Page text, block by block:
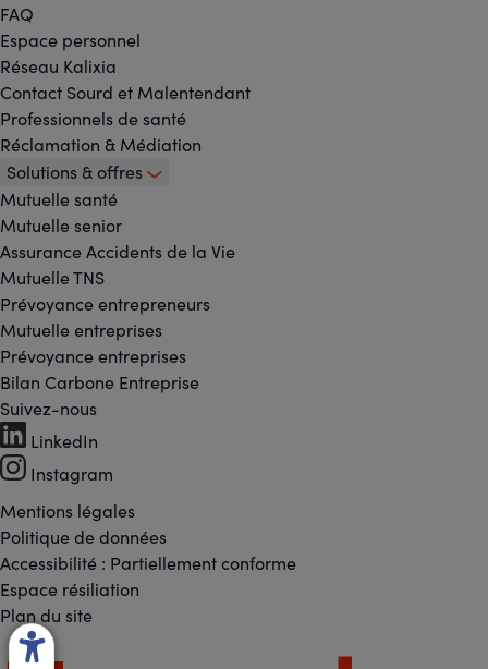
FAQ
Espace personnel
Réseau Kalixia
Contact Sourd et Malentendant
Professionnels de santé
Réclamation & Médiation
Solutions & offres
Mutuelle santé
Mutuelle senior
Assurance Accidents de la Vie
Mutuelle TNS
Prévoyance entrepreneurs
Mutuelle entreprises
Prévoyance entreprises
Bilan Carbone Entreprise
Footer
-
Réseaux
sociaux
Suivez-nous
LinkedIn
Instagram
Footer
-
Liens
Mentions légales
Politique de données
Accessibilité : Partiellement conforme
Espace résiliation
Plan du site